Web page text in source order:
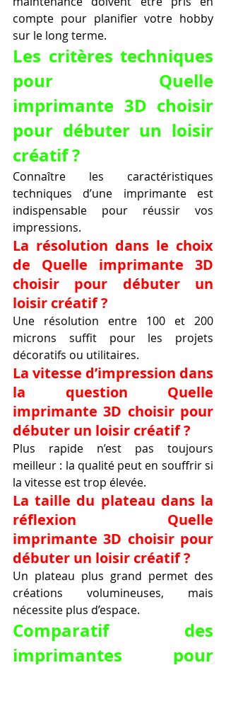
compte pour planifier votre hobby
sur le long terme.
Les critères techniques
pour Quelle
imprimante 3D choisir
pour débuter un loisir
créatif ?
Connaître les caractéristiques
techniques d’une imprimante est
indispensable pour réussir vos
impressions.
La résolution dans le choix
de Quelle imprimante 3D
choisir pour débuter un
loisir créatif ?
Une résolution entre 100 et 200
microns suffit pour les projets
décoratifs ou utilitaires.
La vitesse d’impression dans
la question Quelle
imprimante 3D choisir pour
débuter un loisir créatif ?
Plus rapide n’est pas toujours
meilleur : la qualité peut en souffrir si
la vitesse est trop élevée.
La taille du plateau dans la
réflexion Quelle
imprimante 3D choisir pour
débuter un loisir créatif ?
Un plateau plus grand permet des
créations volumineuses, mais
nécessite plus d’espace.
Comparatif des
imprimantes pour